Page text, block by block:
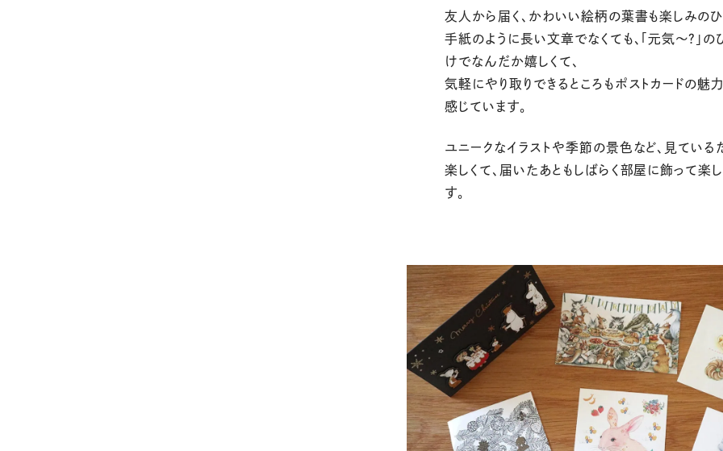
友人から届く、かわいい絵柄の葉書も楽しみのひ
手紙のように長い文章でなくても、「元気〜？」の
けでなんだか嬉しくて、
気軽にやり取りできるところもポストカードの魅
感じています。
ユニークなイラストや季節の景色など、見ている
楽しくて、届いたあともしばらく部屋に飾って楽
す。